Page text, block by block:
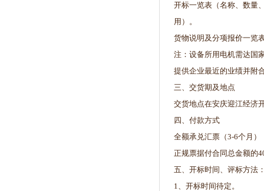
开标一览表（名称、数量
用）。
货物说明及分项报价一览
注：设备所用电机需达国
提供企业最近的业绩并附
三、交货期及地点
交货地点在安庆迎江经济
四、付款方式
全额承兑汇票（3-6个月
正规票据付合同总金额的
五、开标时间、评标方法
1、开标时间待定。